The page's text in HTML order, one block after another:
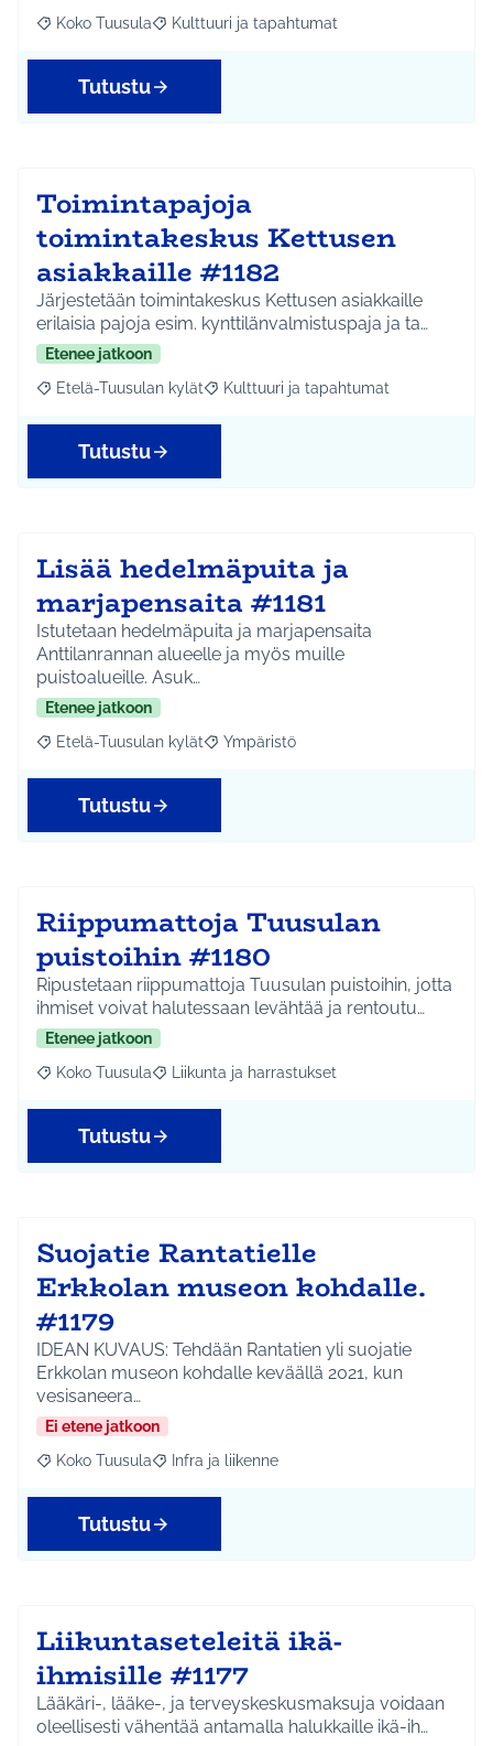
Rajaa tulokset aihepiirin mukaan: Koko Tuusula
Koko Tuusula Rajaa tulokset teeman mukaan: Kulttuuri ja
Kulttuuri ja tapahtumat
Tutustu
Toimintapajoja
toimintakeskus Kettusen
asiakkaille #1182
Järjestetään toimintakeskus Kettusen asiakkaille
erilaisia pajoja esim. kynttilänvalmistuspaja ja ta…
Etenee jatkoon
Rajaa tulokset aihepiirin mukaan: Etelä-Tuusulan kylät
Etelä-Tuusulan kylät Rajaa tulokset teeman mukaan:
Kulttuuri ja tapahtumat
Tutustu
Lisää hedelmäpuita ja
marjapensaita #1181
Istutetaan hedelmäpuita ja marjapensaita
Anttilanrannan alueelle ja myös muille
puistoalueille. Asuk…
Etenee jatkoon
Rajaa tulokset aihepiirin mukaan: Etelä-Tuusulan kylät
Etelä-Tuusulan kylät Rajaa tulokset teeman mukaan:
Ympäristö
Tutustu
Riippumattoja Tuusulan
puistoihin #1180
Ripustetaan riippumattoja Tuusulan puistoihin, jotta
ihmiset voivat halutessaan levähtää ja rentoutu…
Etenee jatkoon
Rajaa tulokset aihepiirin mukaan: Koko Tuusula
Koko Tuusula Rajaa tulokset teeman mukaan: Liikunta ja
Liikunta ja harrastukset
Tutustu
Suojatie Rantatielle
Erkkolan museon kohdalle.
#1179
IDEAN KUVAUS: Tehdään Rantatien yli suojatie
Erkkolan museon kohdalle keväällä 2021, kun
vesisaneera…
Ei etene jatkoon
Rajaa tulokset aihepiirin mukaan: Koko Tuusula
Koko Tuusula Rajaa tulokset teeman mukaan: Infra ja liikenne
Infra ja liikenne
Tutustu
Liikuntaseteleitä ikä-
ihmisille #1177
Lääkäri-, lääke-, ja terveyskeskusmaksuja voidaan
oleellisesti vähentää antamalla halukkaille ikä-ih…